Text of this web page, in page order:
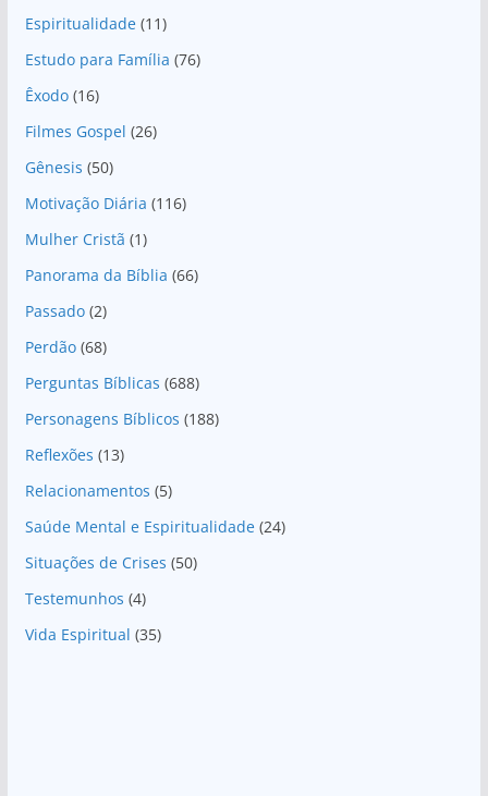
Espiritualidade(11)
Estudo para Família (76)
Êxodo(16)
Filmes Gospel (26)
Gênesis (50)
Motivação Diária (116)
Mulher Cristã (1)
Panorama da Bíblia (66)
Passado(2)
Perdão(68)
Perguntas Bíblicas (688)
Personagens Bíblicos (188)
Reflexões (13)
Relacionamentos (5)
Saúde Mental e Espiritualidade(24)
Situações de Crises (50)
Testemunhos (4)
Vida Espiritual (35)